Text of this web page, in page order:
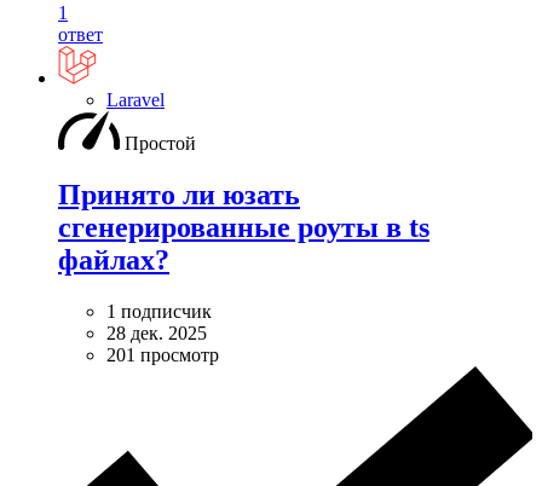
1
ответ
Laravel
Простой
Принято ли юзать
сгенерированные роуты в ts
файлах?
1 подписчик
28 дек. 2025
201 просмотр